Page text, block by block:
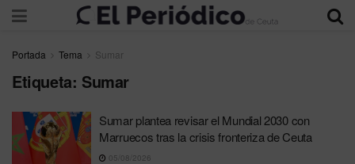
Portada Tema Sumar
Etiqueta: Sumar
Sumar plantea revisar el Mundial 2030 con
Marruecos tras la crisis fronteriza de Ceuta
05/08/2026